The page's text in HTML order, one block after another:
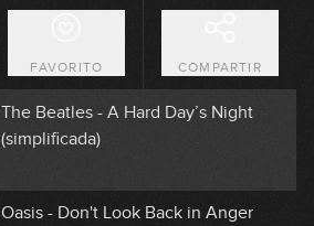
FAVORITO COMPARTIR
The Beatles - All My Loving
The Beatles - A Hard Day’s Night
(simplificada)
Oasis - Don't Look Back in Anger